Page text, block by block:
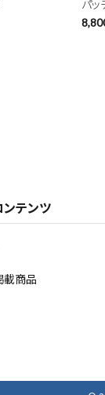
パッ
ンテンツ
商品